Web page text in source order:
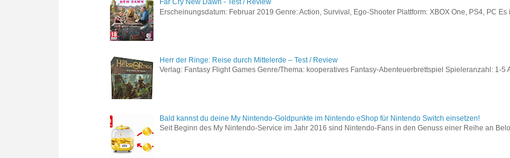
Far Cry New Dawn - Test / Review
Erscheinungsdatum: Februar 2019 Genre: Action, Survival, Ego-Shooter Plattform: XBOX One, PS4, PC Es
Herr der Ringe: Reise durch Mittelerde – Test / Review
Verlag: Fantasy Flight Games Genre/Thema: kooperatives Fantasy-Abenteuerbrettspiel Spieleranzahl: 1-5
Bald kannst du deine My Nintendo-Goldpunkte im Nintendo eShop für Nintendo Switch einsetzen!
Seit Beginn des My Nintendo-Service im Jahr 2016 sind Nintendo-Fans in den Genuss einer Reihe an